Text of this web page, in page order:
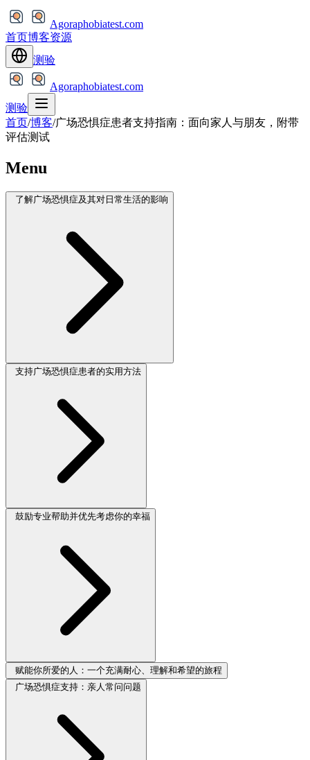
Agoraphobiatest.com
首页博客资源
测验
Agoraphobiatest.com
测验
首页/博客/广场恐惧症患者支持指南：面向家人与朋友，附带
评估测试
Menu
了解广场恐惧症及其对日常生活的影响
支持广场恐惧症患者的实用方法
鼓励专业帮助并优先考虑你的幸福
赋能你所爱的人：一个充满耐心、理解和希望的旅程
广场恐惧症支持：亲人常问问题